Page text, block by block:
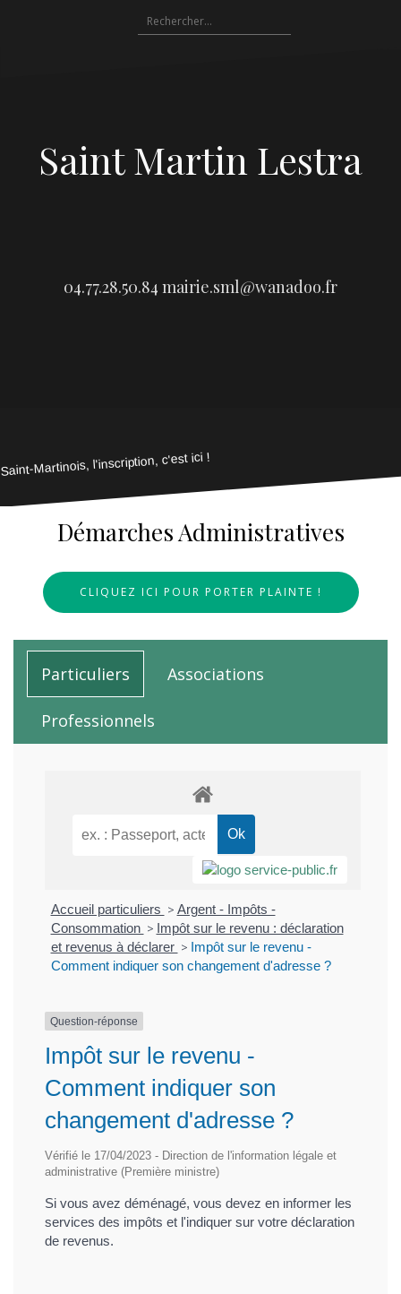
Rechercher :
Saint Martin Lestra
04.77.28.50.84 mairie.sml@wanadoo.fr
Saint-Martinois, l'inscription, c'est ici !
Démarches Administratives
CLIQUEZ ICI POUR PORTER PLAINTE !
Particuliers Associations
Professionnels
Accueil particuliers > Argent - Impôts -
Consommation > Impôt sur le revenu : déclaration
et revenus à déclarer > Impôt sur le revenu -
Comment indiquer son changement d'adresse ?
Question-réponse
Impôt sur le revenu -
Comment indiquer son
changement d'adresse ?
Vérifié le 17/04/2023 - Direction de l'information légale et
administrative (Première ministre)
Si vous avez déménagé, vous devez en informer les
services des impôts et l'indiquer sur votre déclaration
de revenus.